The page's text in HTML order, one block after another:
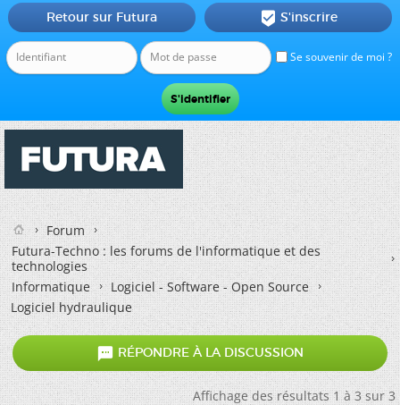
Se souvenir de moi ?
Retour sur Futura  S'inscrire
Forum
Futura-Techno : les forums de l'informatique et des
technologies
Informatique
Logiciel - Software - Open Source
Logiciel hydraulique
 RÉPONDRE À LA DISCUSSION
Affichage des résultats 1 à 3 sur 3